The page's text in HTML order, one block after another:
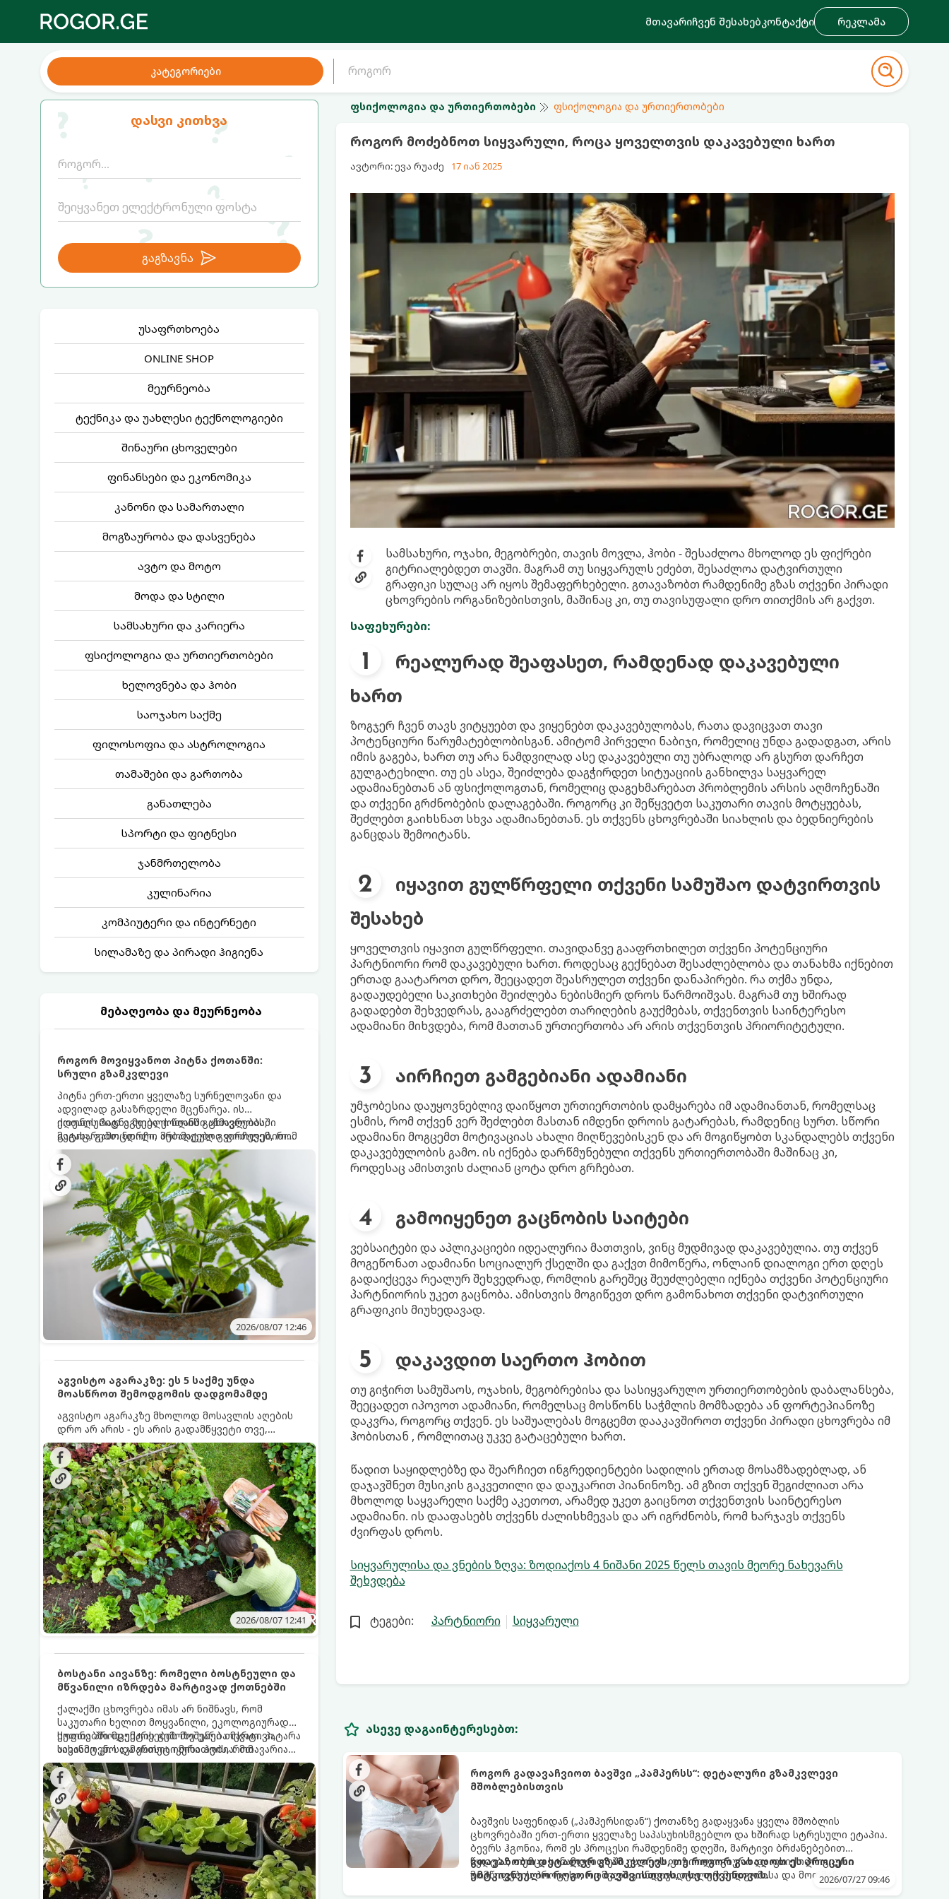
მთავარიჩვენ შესახებკონტაქტი რეკლამა
კატეგორიები
დასვი კითხვა
გაგზავნა
უსაფრთხოება
ONLINE SHOP
მეურნეობა
ტექნიკა და უახლესი ტექნოლოგიები
შინაური ცხოველები
ფინანსები და ეკონომიკა
კანონი და სამართალი
მოგზაურობა და დასვენება
ავტო და მოტო
მოდა და სტილი
სამსახური და კარიერა
ფსიქოლოგია და ურთიერთობები
ხელოვნება და ჰობი
საოჯახო საქმე
ფილოსოფია და ასტროლოგია
თამაშები და გართობა
განათლება
სპორტი და ფიტნესი
ჯანმრთელობა
კულინარია
კომპიუტერი და ინტერნეტი
სილამაზე და პირადი ჰიგიენა
მებაღეობა და მეურნეობა
როგორ მოვიყვანოთ პიტნა ქოთანში:
სრული გზამკვლევი
პიტნა ერთ-ერთი ყველაზე სურნელოვანი და
ადვილად გასაზრდელი მცენარეა. ის
იდეალურად ეგუება ქოთანში ცხოვრებას,
მეტიც, გამოცდილი მებაღეები გვირჩევენ, რომ
პიტნა მხოლოდ ქოთანში მოვიყვანოთ, რადგან
ღია გრუნტში (ბაღში) დარგვისას ის ფესვებით
ძალიან სწრაფად ვრცელდება და სხვა
მცენარეებს ავიწროებს.
ქოთნის პიტნა მთელი წლის განმავლობაში
გაგახარებთ ნორჩი, არომატული ფოთლებით
ჩაის, ლიმონათისა თუ კერძებისთვის.
2026/08/07 12:46
აგვისტო აგარაკზე: ეს 5 საქმე უნდა
მოასწროთ შემოდგომის დადგომამდე
აგვისტო აგარაკზე მხოლოდ მოსავლის აღების
დრო არ არის - ეს არის გადამწყვეტი თვე,
როდესაც საფუძველი ეყრება მომავალი წლის
მოსავალს და ბაღი მზადდება შემოდგომა-
ზამთრის სეზონისთვის. იმისათვის, რომ
ნიადაგმა ენერგია აღიდგინოს, ხოლო
მცენარეებმა ზამთარს გაუძლონ, აგვისტოს
ბოლომდე 5 მნიშვნელოვანი საქმის გაკეთება
უნდა მოასწროთ:
2026/08/07 12:41
ბოსტანი აივანზე: რომელი ბოსტნეული და
მწვანილი იზრდება მარტივად ქოთნებში
ქალაქში ცხოვრება იმას არ ნიშნავს, რომ
საკუთარი ხელით მოყვანილი, ეკოლოგიურად
სუფთა პროდუქტის გემოზე უარი თქვათ. პატარა
აივანიც კი საკმარისია იმისათვის, რომ
მოიწყოთ მინი-ბოსტანი, საიდანაც
ყოველდღიურად ახალ, არომატულ მწვანილსა
და ბოსტნეულს მოკრეფთ.
ქოთნებში მცენარეების მოშენება მარტივი,
სასიამოვნო და ესთეტიკური ჰობია. მთავარია
იცოდეთ, რომელი კულტურები ეგუებიან
ქოთნის პირობებს ყველაზე კარგად და როგორ
მოუაროთ მათ სწორად.
ფსიქოლოგია და ურთიერთობები ფსიქოლოგია და ურთიერთობები
როგორ მოძებნოთ სიყვარული, როცა ყოველთვის დაკავებული ხართ
ავტორი: ევა რუაძე 17 იან 2025
სამსახური, ოჯახი, მეგობრები, თავის მოვლა, ჰობი - შესაძლოა მხოლოდ ეს ფიქრები
გიტრიალებდეთ თავში. მაგრამ თუ სიყვარულს ეძებთ, შესაძლოა დატვირთული
გრაფიკი სულაც არ იყოს შემაფერხებელი. გთავაზობთ რამდენიმე გზას თქვენი პირადი
ცხოვრების ორგანიზებისთვის, მაშინაც კი, თუ თავისუფალი დრო თითქმის არ გაქვთ.
საფეხურები:
რეალურად შეაფასეთ, რამდენად დაკავებული
ხართ
ზოგჯერ ჩვენ თავს ვიტყუებთ და ვიყენებთ დაკავებულობას, რათა დავიცვათ თავი
პოტენციური წარუმატებლობისგან. ამიტომ პირველი ნაბიჯი, რომელიც უნდა გადადგათ, არის
იმის გაგება, ხართ თუ არა ნამდვილად ასე დაკავებული თუ უბრალოდ არ გსურთ დარჩეთ
გულგატეხილი. თუ ეს ასეა, შეიძლება დაგჭირდეთ სიტუაციის განხილვა საყვარელ
ადამიანებთან ან ფსიქოლოგთან, რომელიც დაგეხმარებათ პრობლემის არსის აღმოჩენაში
და თქვენი გრძნობების დალაგებაში. როგორც კი შეწყვეტთ საკუთარი თავის მოტყუებას,
შეძლებთ გაიხსნათ სხვა ადამიანებთან. ეს თქვენს ცხოვრებაში სიახლის და ბედნიერების
განცდას შემოიტანს.
იყავით გულწრფელი თქვენი სამუშაო დატვირთვის
შესახებ
ყოველთვის იყავით გულწრფელი. თავიდანვე გააფრთხილეთ თქვენი პოტენციური
პარტნიორი რომ დაკავებული ხართ. როდესაც გექნებათ შესაძლებლობა და თანახმა იქნებით
ერთად გაატაროთ დრო, შეეცადეთ შეასრულეთ თქვენი დანაპირები. რა თქმა უნდა,
გადაუდებელი საკითხები შეიძლება ნებისმიერ დროს წარმოიშვას. მაგრამ თუ ხშირად
გადადებთ შეხვედრას, გააგრძელებთ თარიღების გაუქმებას, თქვენთვის საინტერესო
ადამიანი მიხვდება, რომ მათთან ურთიერთობა არ არის თქვენთვის პრიორიტეტული.
აირჩიეთ გამგებიანი ადამიანი
უმჯობესია დაუყოვნებლივ დაიწყოთ ურთიერთობის დამყარება იმ ადამიანთან, რომელსაც
ესმის, რომ თქვენ ვერ შეძლებთ მასთან იმდენი დროის გატარებას, რამდენიც სურთ. სწორი
ადამიანი მოგცემთ მოტივაციას ახალი მიღწევებისკენ და არ მოგიწყობთ სკანდალებს თქვენი
დაკავებულობის გამო. ის იქნება დარწმუნებული თქვენს ურთიერთობაში მაშინაც კი,
როდესაც ამისთვის ძალიან ცოტა დრო გრჩებათ.
გამოიყენეთ გაცნობის საიტები
ვებსაიტები და აპლიკაციები იდეალურია მათთვის, ვინც მუდმივად დაკავებულია. თუ თქვენ
მოგეწონათ ადამიანი სოციალურ ქსელში და გაქვთ მიმოწერა, ონლაინ დიალოგი ერთ დღეს
გადაიქცევა რეალურ შეხვედრად, რომლის გარეშეც შეუძლებელი იქნება თქვენი პოტენციური
პარტნიორის უკეთ გაცნობა. ამისთვის მოგიწევთ დრო გამონახოთ თქვენი დატვირთული
გრაფიკის მიუხედავად.
დაკავდით საერთო ჰობით
თუ გიჭირთ სამუშაოს, ოჯახის, მეგობრებისა და სასიყვარულო ურთიერთობების დაბალანსება,
შეეცადეთ იპოვოთ ადამიანი, რომელსაც მოსწონს საჭმლის მომზადება ან ფორტეპიანოზე
დაკვრა, როგორც თქვენ. ეს საშუალებას მოგცემთ დააკავშიროთ თქვენი პირადი ცხოვრება იმ
ჰობისთან , რომლითაც უკვე გატაცებული ხართ.
წადით საყიდლებზე და შეარჩიეთ ინგრედიენტები სადილის ერთად მოსამზადებლად, ან
დაჯავშნეთ მუსიკის გაკვეთილი და დაუკარით პიანინოზე. ამ გზით თქვენ შეგიძლიათ არა
მხოლოდ საყვარელი საქმე აკეთოთ, არამედ უკეთ გაიცნოთ თქვენთვის საინტერესო
ადამიანი. ის დააფასებს თქვენს ძალისხმევას და არ იგრძნობს, რომ ხარჯავს თქვენს
ძვირფას დროს.
სიყვარულისა და ვნების ზღვა: ზოდიაქოს 4 ნიშანი 2025 წელს თავის მეორე ნახევარს
შეხვდება
ტეგები: პარტნიორი სიყვარული
ასევე დაგაინტერესებთ:
როგორ გადავაჩვიოთ ბავშვი „პამპერსს“: დეტალური გზამკვლევი
მშობლებისთვის
ბავშვის საფენიდან („პამპერსიდან“) ქოთანზე გადაყვანა ყველა მშობლის
ცხოვრებაში ერთ-ერთი ყველაზე საპასუხისმგებლო და ხშირად სტრესული ეტაპია.
ბევრს ჰგონია, რომ ეს პროცესი რამდენიმე დღეში, მარტივი ბრძანებებით
წყდება, თუმცა სინამდვილეში ეს არის ფიზიოლოგიური და ფსიქოლოგიური
მომწიფების პროცესი, რომელიც ინდივიდუალურ მიდგომასა და მოთმინებას
გთავაზობთ დეტალურ გზამკვლევს, თუ როგორ გახადოთ ეს პროცესი
უმტკივნეულო როგორც ბავშვისთვის, ისე თქვენთვის.
2026/07/27 09:46